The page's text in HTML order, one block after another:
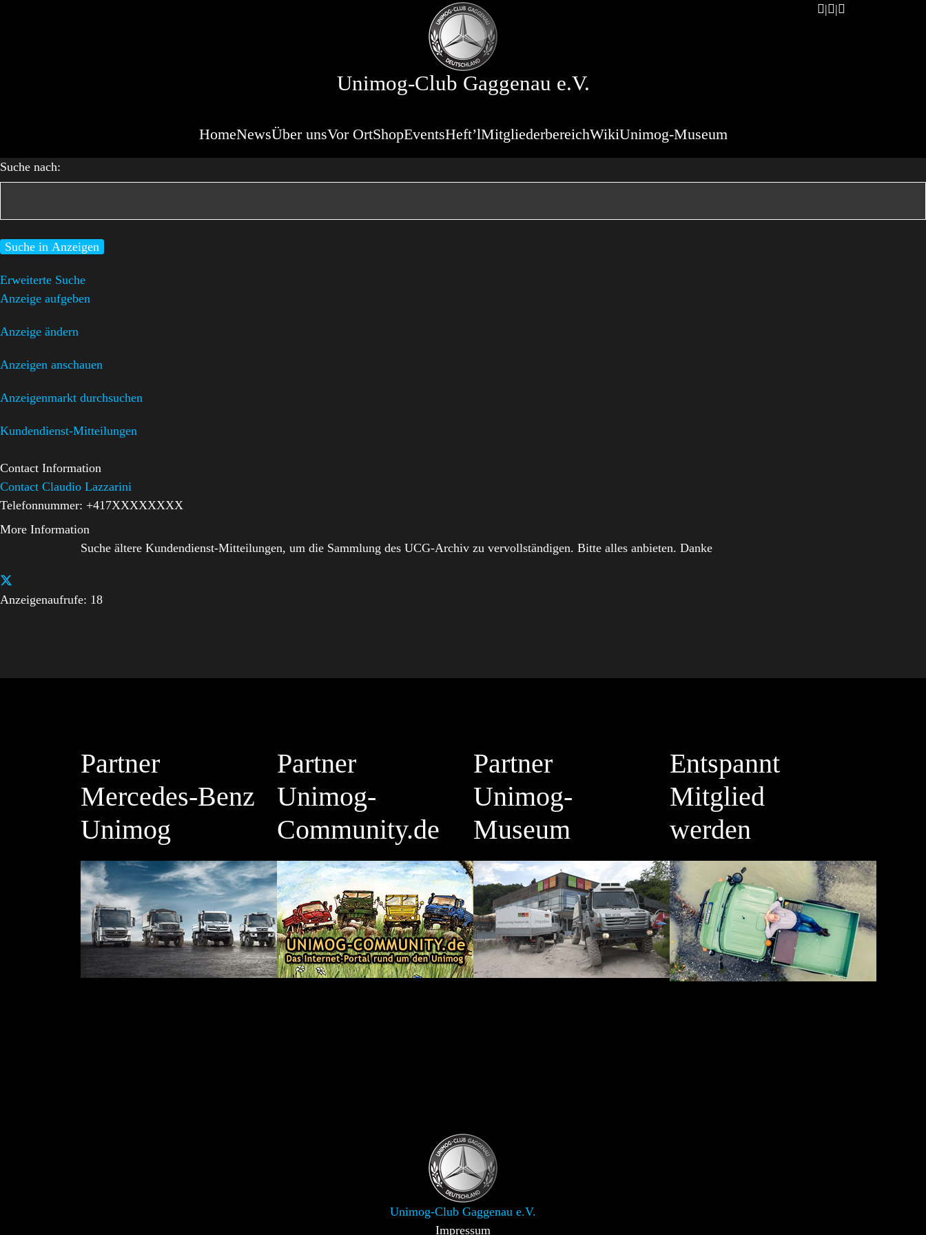
Unimog-Club Gaggenau e.V.
HomeNewsÜber unsVor OrtShopEventsHeft’lMitgliederbereichWikiUnimog-Museum
Suche nach:
Erweiterte Suche
Anzeige aufgeben
Anzeige ändern
Anzeigen anschauen
Anzeigenmarkt durchsuchen
Kundendienst-Mitteilungen
Contact Information
Contact Claudio Lazzarini
Telefonnummer: +417XXXXXXXX
More Information
Suche ältere Kundendienst-Mitteilungen, um die Sammlung des UCG-Archiv zu vervollständigen. Bitte alles anbieten. Danke
Anzeigenaufrufe: 18
Partner
Mercedes-Benz
Unimog
Partner
Unimog-
Community.de
Partner
Unimog-
Museum
Entspannt
Mitglied
werden
Unimog-Club Gaggenau e.V.
Impressum